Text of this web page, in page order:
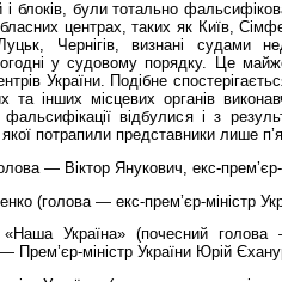
і блоків, були тотально
центрах, таких як Київ,
Чернігів, визнані судами
у судовому порядку. Це майже
України. Подібне
та інших місцевих органів
відбулися і з
потрапили представники лише
— Віктор Янукович, екс-прем’єр-
(голова — екс-прем’єр-міністр
Україна» (почесний голова
міністр України Юрій